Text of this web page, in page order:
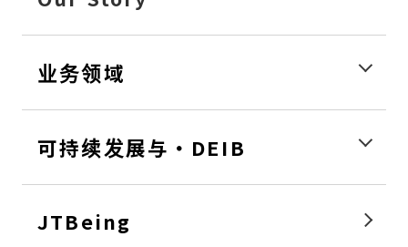
业务领域
可持续发展与・DEIB
JTBeing